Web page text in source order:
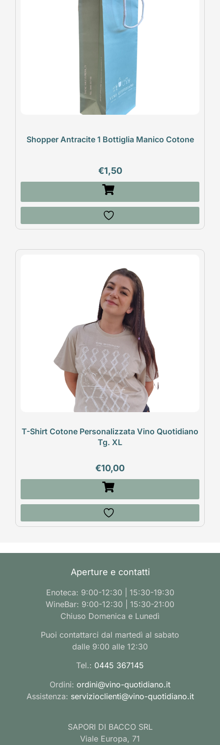
Shopper Antracite 1 Bottiglia Manico Cotone
€1,50
T-Shirt Cotone Personalizzata Vino Quotidiano
Tg. XL
€10,00
Aperture e contatti
Enoteca: 9:00-12:30 | 15:30-19:30
WineBar: 9:00-12:30 | 15:30-21:00
Chiuso Domenica e Lunedì
Puoi contattarci dal martedì al sabato
dalle 9:00 alle 12:30
Tel.: 0445 367145
Ordini: ordini@vino-quotidiano.it
Assistenza: servizioclienti@vino-quotidiano.it
SAPORI DI BACCO SRL
Viale Europa, 71